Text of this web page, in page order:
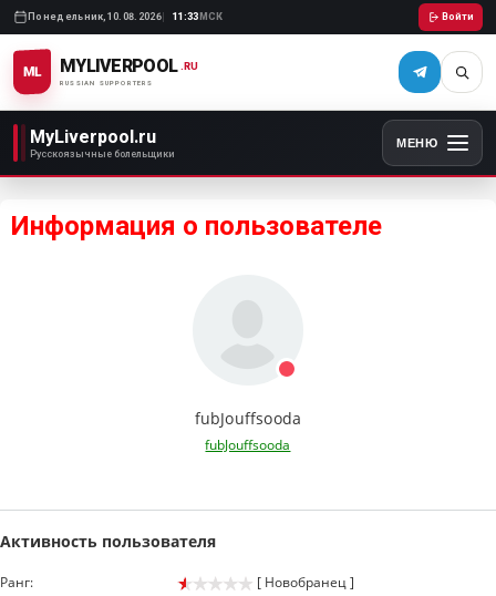
Понедельник, 10.08.2026 11:33 МСК Войти
ML MYLIVERPOOL
RUSSIAN SUPPORTERS
.RU
MyLiverpool.ru
Русскоязычные болельщики
МЕНЮ
Информация о пользователе
fubJouffsooda
fubJouffsooda
Активность пользователя
Ранг:
[ Новобранец ]